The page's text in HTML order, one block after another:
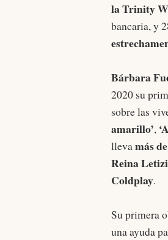
la Trinity
bancaria, y
Bárbara
2020 su
sobre las
amarillo’,
llevamás
Reina
Coldplay.
Su primera
una ayuda